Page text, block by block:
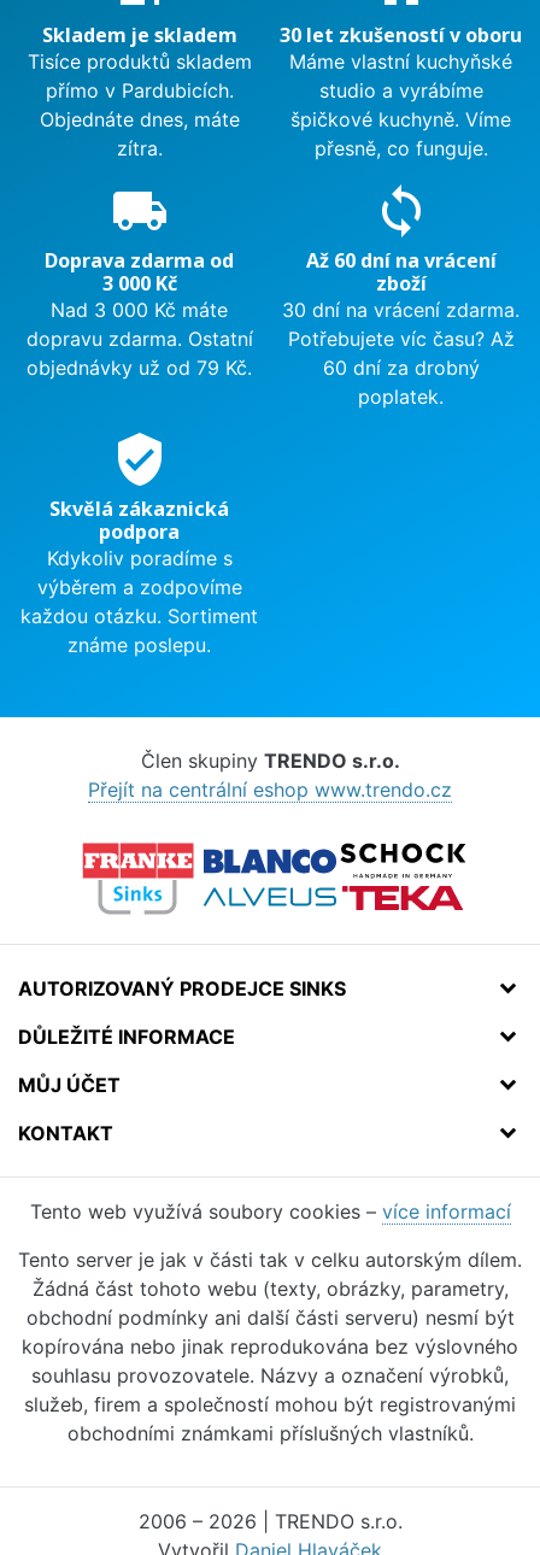
Skladem je skladem
Tisíce produktů skladem
přímo v Pardubicích.
Objednáte dnes, máte
zítra.
30 let zkušeností v oboru
Máme vlastní kuchyňské
studio a vyrábíme
špičkové kuchyně. Víme
přesně, co funguje.
local_shipping
Doprava zdarma od
3 000 Kč
Nad 3 000 Kč máte
dopravu zdarma. Ostatní
objednávky už od 79 Kč.
sync
Až 60 dní na vrácení
zboží
30 dní na vrácení zdarma.
Potřebujete víc času? Až
60 dní za drobný
poplatek.
verified_user
Skvělá zákaznická
podpora
Kdykoliv poradíme s
výběrem a zodpovíme
každou otázku. Sortiment
známe poslepu.
Člen skupiny TRENDO s.r.o.
Přejít na centrální eshop www.trendo.cz
AUTORIZOVANÝ PRODEJCE SINKS
DŮLEŽITÉ INFORMACE
MŮJ ÚČET
KONTAKT
Tento web využívá soubory cookies – více informací
Tento server je jak v části tak v celku autorským dílem.
Žádná část tohoto webu (texty, obrázky, parametry,
obchodní podmínky ani další části serveru) nesmí být
kopírována nebo jinak reprodukována bez výslovného
souhlasu provozovatele. Názvy a označení výrobků,
služeb, firem a společností mohou být registrovanými
obchodními známkami příslušných vlastníků.
2006 – 2026 | TRENDO s.r.o.